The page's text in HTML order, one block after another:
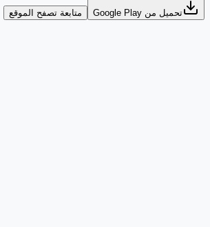
تحميل من Google Play متابعة تصفح الموقع